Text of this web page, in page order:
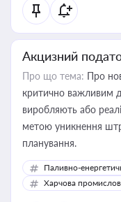
Акцизний
Про що тема: Про
критично важливим
виробляють або
метою уникнення
планування.
Паливно-
Харчова